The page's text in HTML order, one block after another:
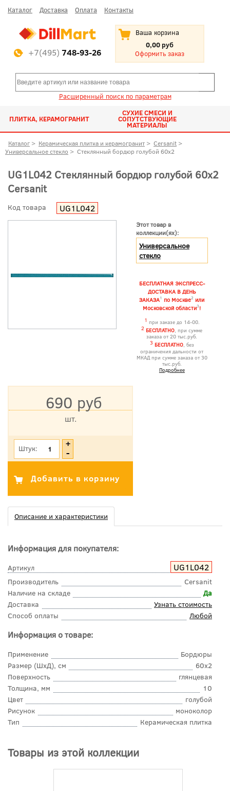
Каталог Доставка Оплата Контакты
+7(495) 748-93-26
Ваша корзина
0,00 руб
Оформить заказ
Расширенный поиск по параметрам
ПЛИТКА, КЕРАМОГРАНИТ
СУХИЕ СМЕСИ И
СОПУТСТВУЮЩИЕ
МАТЕРИАЛЫ
Каталог > Керамическая плитка и керамогранит > Cersanit >
Универсальное стекло > Стеклянный бордюр голубой 60x2
UG1L042 Стеклянный бордюр голубой 60x2
Cersanit
Код товара UG1L042
Этот товар в
коллекции(ях):
Универсальное
стекло
БЕСПЛАТНАЯ ЭКСПРЕСС-
ДОСТАВКА В ДЕНЬ
ЗАКАЗА1 по Москве2 или
Московской области3!
1 при заказе до 14-00.
2 БЕСПЛАТНО, при сумме
заказа от 20 тыс.руб.
3 БЕСПЛАТНО, без
ограничения дальности от
МКАД при сумме заказа от 30
тыс.руб.
Подробнее
690 руб
шт.
Штук:
Описание и характеристики
Информация для покупателя:
Артикул UG1L042
Производитель
Cersanit
Наличие на складе
Да
Доставка
Узнать стоимость
Способ оплаты
Любой
Информация о товаре:
Применение
Бордюры
Размер (ШхД), см
60x2
Поверхность
глянцевая
Толщина, мм
10
Цвет
голубой
Рисунок
моноколор
Тип
Керамическая плитка
Товары из этой коллекции